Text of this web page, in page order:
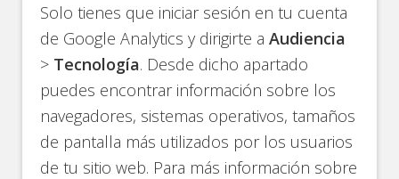
Solo tienes que iniciar sesión en tu cuenta
de Google Analytics y dirigirte aAudiencia
> Tecnología. Desde dicho apartado
puedes encontrar información sobre los
navegadores, sistemas operativos, tamaños
de pantalla más utilizados por los usuarios
de tu sitio web. Para más información sobre